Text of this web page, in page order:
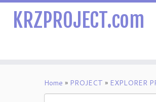
KRZPROJECT.com
Home » PROJECT » EXPLORER